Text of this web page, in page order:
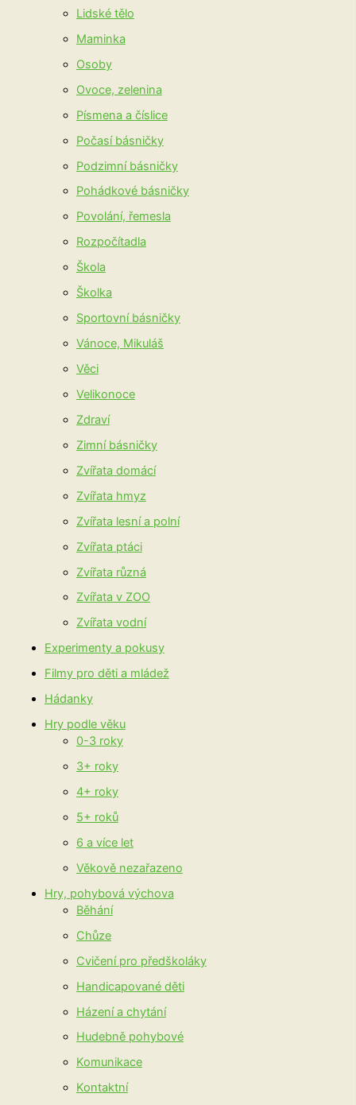
Lidské tělo
Maminka
Osoby
Ovoce, zelenina
Písmena a číslice
Počasí básničky
Podzimní básničky
Pohádkové básničky
Povolání, řemesla
Rozpočítadla
Škola
Školka
Sportovní básničky
Vánoce, Mikuláš
Věci
Velikonoce
Zdraví
Zimní básničky
Zvířata domácí
Zvířata hmyz
Zvířata lesní a polní
Zvířata ptáci
Zvířata různá
Zvířata v ZOO
Zvířata vodní
Experimenty a pokusy
Filmy pro děti a mládež
Hádanky
Hry podle věku
0-3 roky
3+ roky
4+ roky
5+ roků
6 a více let
Věkově nezařazeno
Hry, pohybová výchova
Běhání
Chůze
Cvičení pro předškoláky
Handicapované děti
Házení a chytání
Hudebně pohybové
Komunikace
Kontaktní